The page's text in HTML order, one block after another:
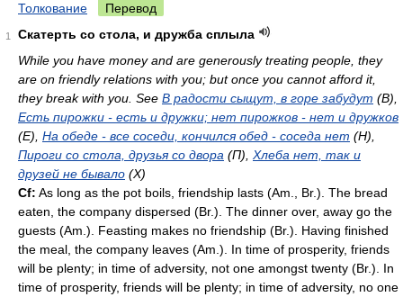
Толкование Перевод
1
Скатерть со стола, и дружба сплыла
While you have money and are generously treating people, they
are on friendly relations with you; but once you cannot afford it,
they break with you. See В радости сыщут, в горе забудут (B),
Есть пирожки - есть и дружки; нет пирожков - нет и дружков
(E), На обеде - все соседи, кончился обед - соседа нет (H),
Пироги со стола, друзья со двора (П), Хлеба нет, так и
друзей не бывало (X)
Cf: As long as the pot boils, friendship lasts (Am. Br.). The bread
eaten, the company dispersed (Br.). The dinner over, away go the
guests (Am. ). Feasting makes no friendship (Br.). Having finished
the meal, the company leaves (Am. ). In time of prosperity, friends
will be plenty; in time of adversity, not one amongst twenty (Br.). In
time of prosperity, friends will be plenty; in time of adversity, no one